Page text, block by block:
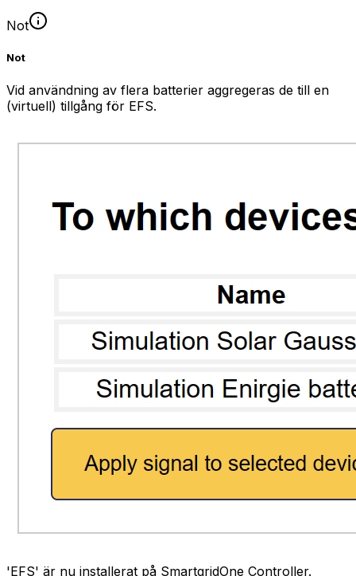
Not
Not
Vid användning av flera batterier aggregeras de till en
(virtuell) tillgång för EFS.
'EFS' är nu installerat på SmartgridOne Controller.